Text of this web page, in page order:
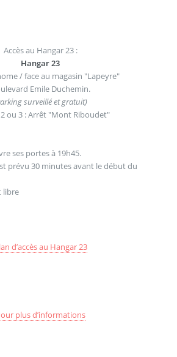
Accès au Hangar 23 :
Hangar 23
/ face au magasin "Lapeyre"
Emile Duchemin.
surveillé et gratuit)
2 ou 3 : Arrêt "Mont Riboudet"
ses portes à 19h45.
prévu 30 minutes avant le début du
libre
d’accès au Hangar 23
plus d’informations